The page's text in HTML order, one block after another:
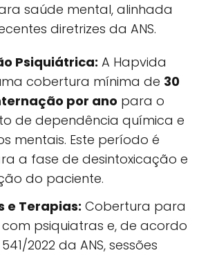
saúde mental, alinhada
diretrizes da ANS.
Psiquiátrica: A Hapvida
cobertura mínima de 30
por ano para o
de dependência química e
mentais. Este período é
a fase de desintoxicação e
do paciente.
e Terapias: Cobertura para
psiquiatras e, de acordo
2022 da ANS, sessões